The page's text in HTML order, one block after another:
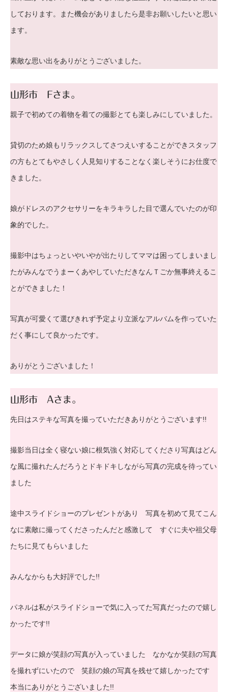
しております。また機会がありましたら是非お願いしたいと思い
ます。
素敵な思い出をありがとうございました。
山形市 Fさま。
親子で初めての着物を着ての撮影とても楽しみにしていました。
貸切のため娘もリラックスしてさつえいすることができスタッフ
の方もとてもやさしく人見知りすることなく楽しそうにお仕度で
きました。
娘がドレスのアクセサリーをキラキラした目で選んでいたのが印
象的でした。
撮影中はちょっといやいやが出たりしてママは困ってしまいまし
たがみんなでうまーくあやしていただきなんＴごか無事終えるこ
とができました！
写真が可愛くて選びきれず予定より立派なアルバムを作っていた
だく事にして良かったです。
ありがとうございました！
山形市 Aさま。
先日はステキな写真を撮っていただきありがとうございます!!
撮影当日は全く寝ない娘に根気強く対応してくださり写真はどん
な風に撮れたんだろうとドキドキしながら写真の完成を待ってい
ました
途中スライドショーのプレゼントがあり 写真を初めて見てこん
なに素敵に撮ってくださったんだと感激して すぐに夫や祖父母
たちに見てもらいました
みんなからも大好評でした!!
パネルは私がスライドショーで気に入ってた写真だったので嬉し
かったです!!
データに娘が笑顔の写真が入っていました なかなか笑顔の写真
を撮れずにいたので 笑顔の娘の写真を残せて嬉しかったです
本当にありがとうございました!!